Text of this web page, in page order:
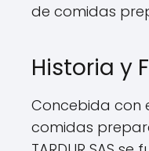
de comidas
Historia y
Concebida con
comidas